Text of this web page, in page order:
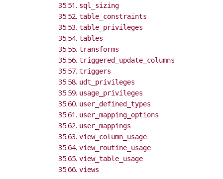
35.51. sql_sizing
35.52. table_constraints
35.53. table_privileges
35.54. tables
35.55. transforms
35.56. triggered_update_columns
35.57. triggers
35.58. udt_privileges
35.59. usage_privileges
35.60. user_defined_types
35.61. user_mapping_options
35.62. user_mappings
35.63. view_column_usage
35.64. view_routine_usage
35.65. view_table_usage
35.66. views